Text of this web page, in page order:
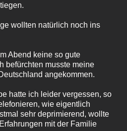
wollten natürlich noch ins
Abend keine so gute
befürchten musste meine
angekommen.
hatte ich leider vergessen, so
wie eigentlich
sehr deprimierend, wollte
mit der Familie